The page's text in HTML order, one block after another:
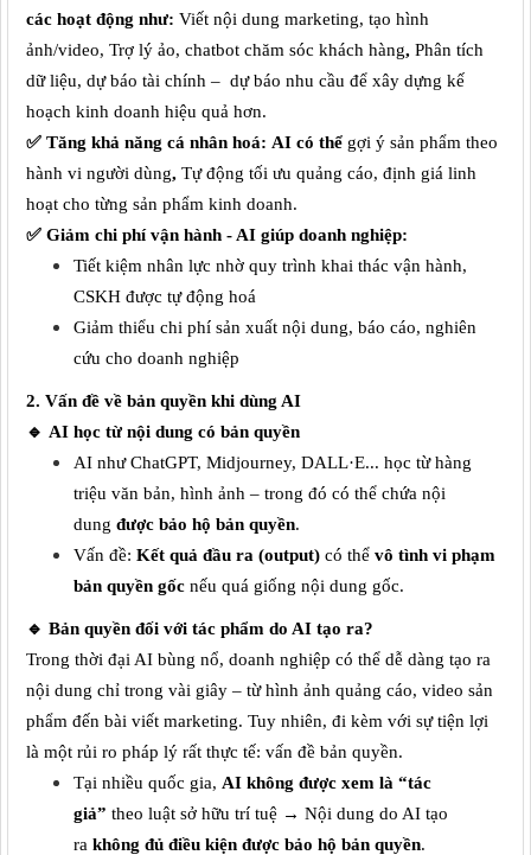
các hoạt động như: Viết nội dung marketing, tạo hình
ảnh/video, Trợ lý ảo, chatbot chăm sóc khách hàng, Phân tích
dữ liệu, dự báo tài chính – dự báo nhu cầu để xây dựng kế
hoạch kinh doanh hiệu quả hơn.
✅ Tăng khả năng cá nhân hoá: AI có thể gợi ý sản phẩm theo
hành vi người dùng, Tự động tối ưu quảng cáo, định giá linh
hoạt cho từng sản phẩm kinh doanh.
✅ Giảm chi phí vận hành - AI giúp doanh nghiệp:
Tiết kiệm nhân lực nhờ quy trình khai thác vận hành,
CSKH được tự động hoá
Giảm thiểu chi phí sản xuất nội dung, báo cáo, nghiên
cứu cho doanh nghiệp
2. Vấn đề về bản quyền khi dùng AI
🔹 AI học từ nội dung có bản quyền
AI như ChatGPT, Midjourney, DALL·E... học từ hàng
triệu văn bản, hình ảnh – trong đó có thể chứa nội
dung được bảo hộ bản quyền.
Vấn đề: Kết quả đầu ra (output) có thể vô tình vi phạm
bản quyền gốc nếu quá giống nội dung gốc.
🔹 Bản quyền đối với tác phẩm do AI tạo ra?
Trong thời đại AI bùng nổ, doanh nghiệp có thể dễ dàng tạo ra
nội dung chỉ trong vài giây – từ hình ảnh quảng cáo, video sản
phẩm đến bài viết marketing. Tuy nhiên, đi kèm với sự tiện lợi
là một rủi ro pháp lý rất thực tế: vấn đề bản quyền.
Tại nhiều quốc gia, AI không được xem là “tác
giả” theo luật sở hữu trí tuệ → Nội dung do AI tạo
ra không đủ điều kiện được bảo hộ bản quyền.